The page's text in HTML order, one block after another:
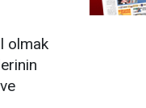
olmak